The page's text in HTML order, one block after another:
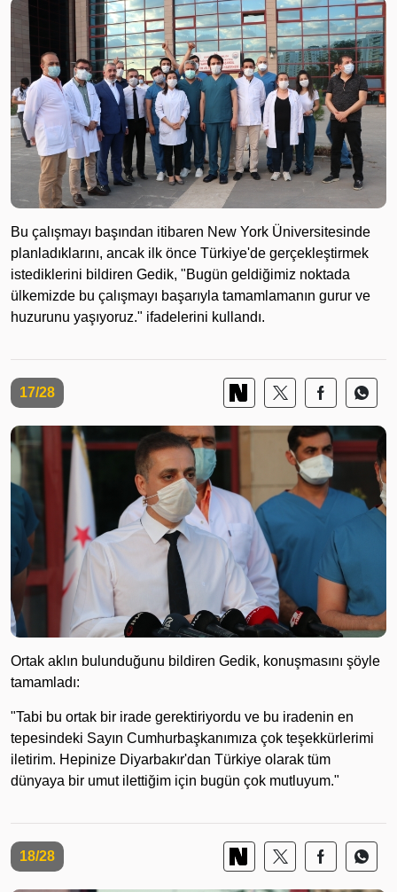
Bu çalışmayı başından itibaren New York Üniversitesinde
planladıklarını, ancak ilk önce Türkiye'de gerçekleştirmek
istediklerini bildiren Gedik, "Bugün geldiğimiz noktada
ülkemizde bu çalışmayı başarıyla tamamlamanın gurur ve
huzurunu yaşıyoruz." ifadelerini kullandı.
17/28
Ortak aklın bulunduğunu bildiren Gedik, konuşmasını şöyle
tamamladı:
"Tabi bu ortak bir irade gerektiriyordu ve bu iradenin en
tepesindeki Sayın Cumhurbaşkanımıza çok teşekkürlerimi
iletirim. Hepinize Diyarbakır'dan Türkiye olarak tüm
dünyaya bir umut ilettiğim için bugün çok mutluyum."
18/28